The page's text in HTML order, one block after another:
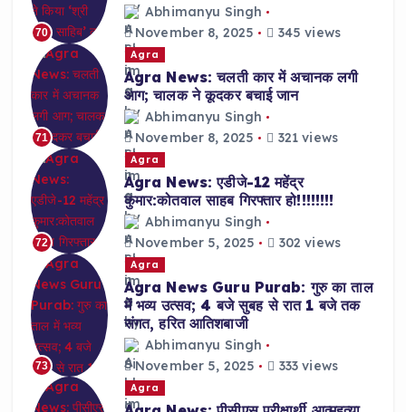
70
Abhimanyu Singh
November 8, 2025
345 views
71
Agra
Agra News: चलती कार में अचानक लगी
आग; चालक ने कूदकर बचाई जान
Abhimanyu Singh
November 8, 2025
321 views
72
Agra
Agra News: एडीजे-12 महेंद्र
कुमार:कोतवाल साहब गिरफ्तार हो!!!!!!!!
Abhimanyu Singh
November 5, 2025
302 views
73
Agra
Agra News Guru Purab: गुरु का ताल
में भव्य उत्सव; 4 बजे सुबह से रात 1 बजे तक
संगत, हरित आतिशबाजी
Abhimanyu Singh
November 5, 2025
333 views
Agra